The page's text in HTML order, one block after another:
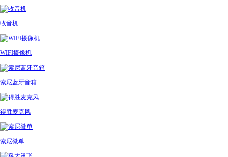
收音机
WIFI摄像机
索尼蓝牙音箱
得胜麦克风
索尼微单